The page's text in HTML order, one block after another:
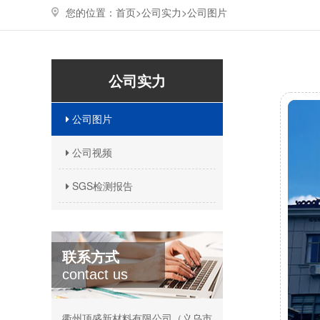
您的位置： 首页>公司实力>公司图片
公司实力
公司图片
公司视频
SGS检测报告
联系方式
contact us